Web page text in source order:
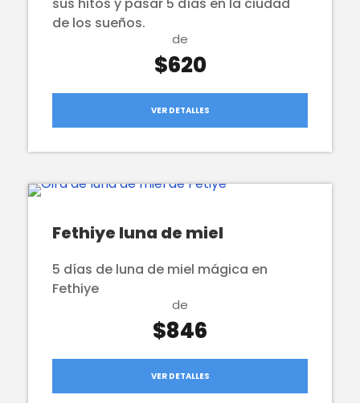
de los sueños.
de
$620
VER DETALLES
Fethiye luna de miel
5 días de luna de miel mágica en
Fethiye
de
$846
VER DETALLES